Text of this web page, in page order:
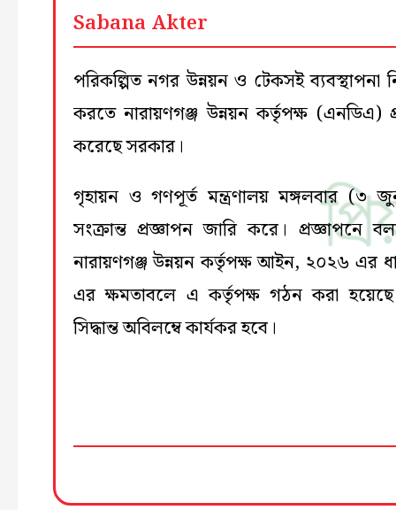
Sabana Akter
পরিকল্পিত নগর উন্নয়ন ও টেকসই ব্যবস্থাপনা
করতে নারায়ণগঞ্জ উন্নয়ন কর্তৃপক্ষ (এনডিএ)
করেছে সরকার।
গৃহায়ন ও গণপূর্ত মন্ত্রণালয় মঙ্গলবার (৩
সংক্রান্ত প্রজ্ঞাপন জারি করে। প্রজ্ঞাপনে
নারায়ণগঞ্জ উন্নয়ন কর্তৃপক্ষ আইন, ২০২৬ এর
এর ক্ষমতাবলে এ কর্তৃপক্ষ গঠন করা
সিদ্ধান্ত অবিলম্বে কার্যকর হবে।